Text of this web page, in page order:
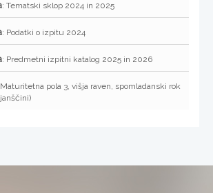
: Tematski sklop 2024 in 2025
: Podatki o izpitu 2024
: Predmetni izpitni katalog 2025 in 2026
pola 3, višja raven, spomladanski rok